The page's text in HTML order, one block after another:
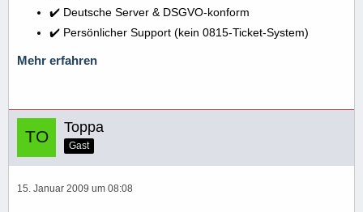
✔️ Deutsche Server & DSGVO-konform
✔️ Persönlicher Support (kein 0815-Ticket-System)
Mehr erfahren
Toppa
Gast
15. Januar 2009 um 08:08